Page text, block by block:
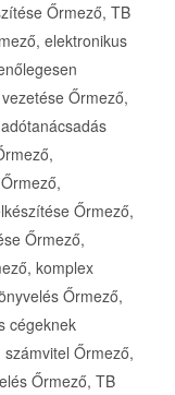
Őrmező, TB
elektronikus
Őrmező,
Őrmező,
Őrmező,
komplex
Őrmező,
cégeknek
Őrmező,
Őrmező, TB